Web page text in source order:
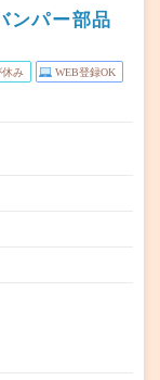
ンパー部品
休み WEB登録OK